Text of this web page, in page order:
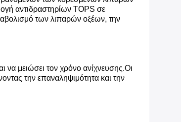
αντιδραστηρίων TOPS σε
των λιπαρών οξέων, την
μειώσει τον χρόνο ανίχνευσης.Οι
την επαναληψιμότητα και την